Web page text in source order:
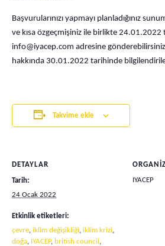
Başvurularınızı yapmayı planladığınız
ve kısa özgeçmişiniz ile birlikte 24.01.2022
info@iyacep.com adresine
hakkında 30.01.2022 tarihinde
Takvime ekle
DETAYLAR
Tarih:
24 Ocak 2022
Etkinlik etiketleri:
çevre, iklim değişikliği, iklim krizi,
doğa, IYACEP, british council ,
IYACEP